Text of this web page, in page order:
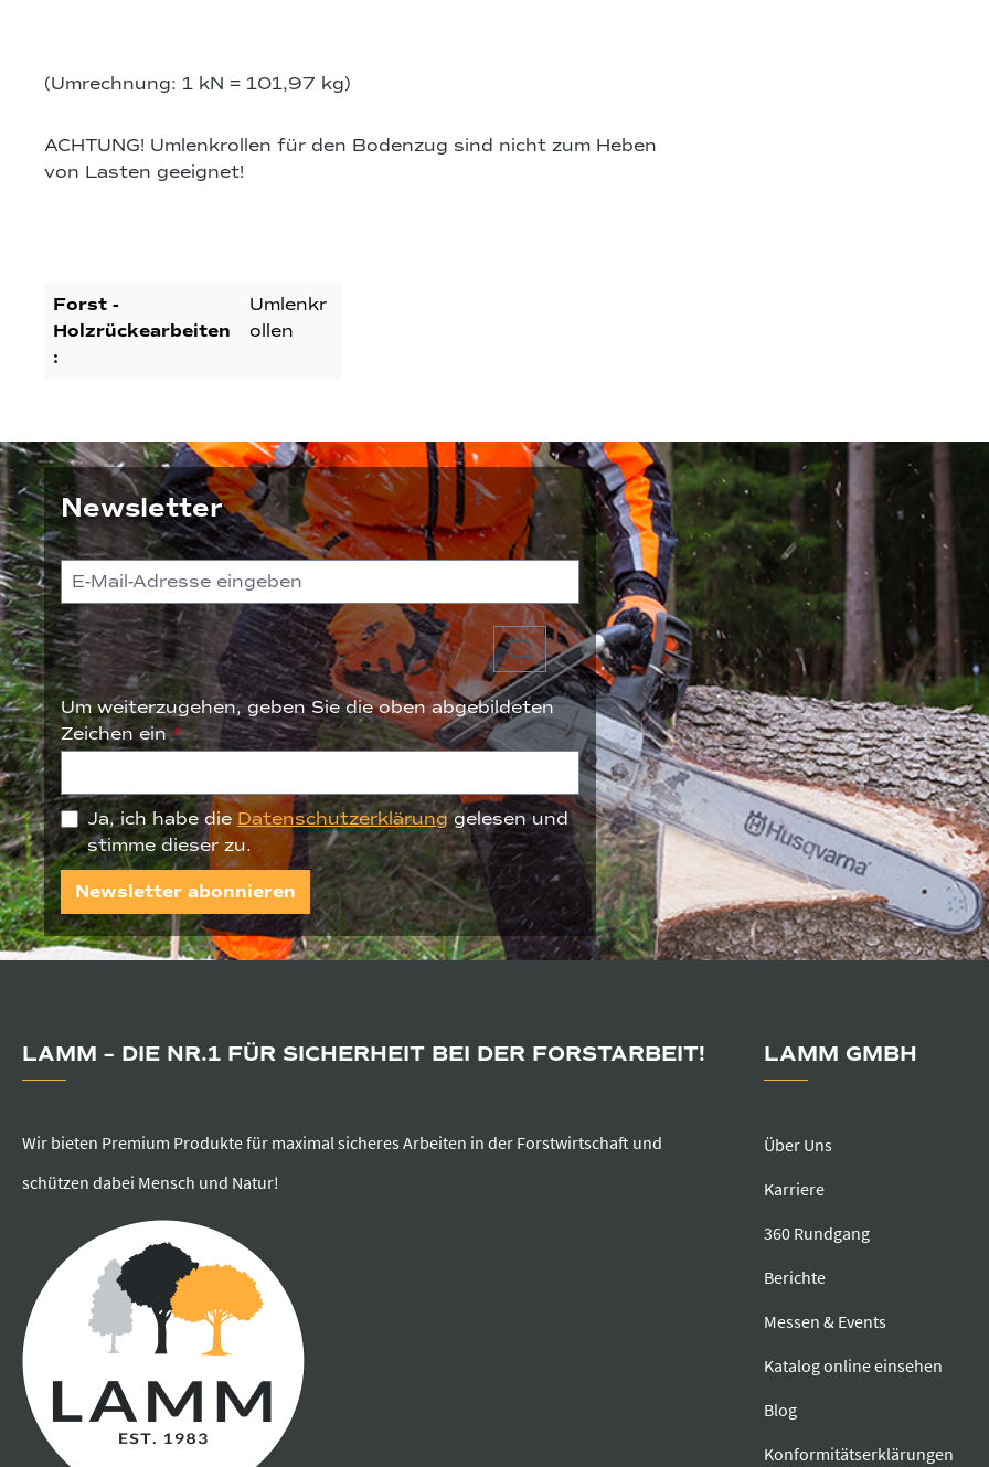
(Umrechnung: 1 kN = 101,97 kg)
ACHTUNG! Umlenkrollen für den Bodenzug sind nicht zum Heben
von Lasten geeignet!
Forst -
Holzrückearbeiten
:
Umlenkr
ollen
Newsletter
Um weiterzugehen, geben Sie die oben abgebildeten
Zeichen ein*
Ja, ich habe dieDatenschutzerklärunggelesen und
stimme dieser zu.
Newsletter abonnieren
LAMM – DIE NR.1 FÜR SICHERHEIT BEI DER FORSTARBEIT!
Wir bieten Premium Produkte für maximal sicheres Arbeiten in der Forstwirtschaft und
schützen dabei Mensch und Natur!
LAMM GMBH
Über Uns
Karriere
360 Rundgang
Berichte
Messen & Events
Katalog online einsehen
Blog
Konformitätserklärungen